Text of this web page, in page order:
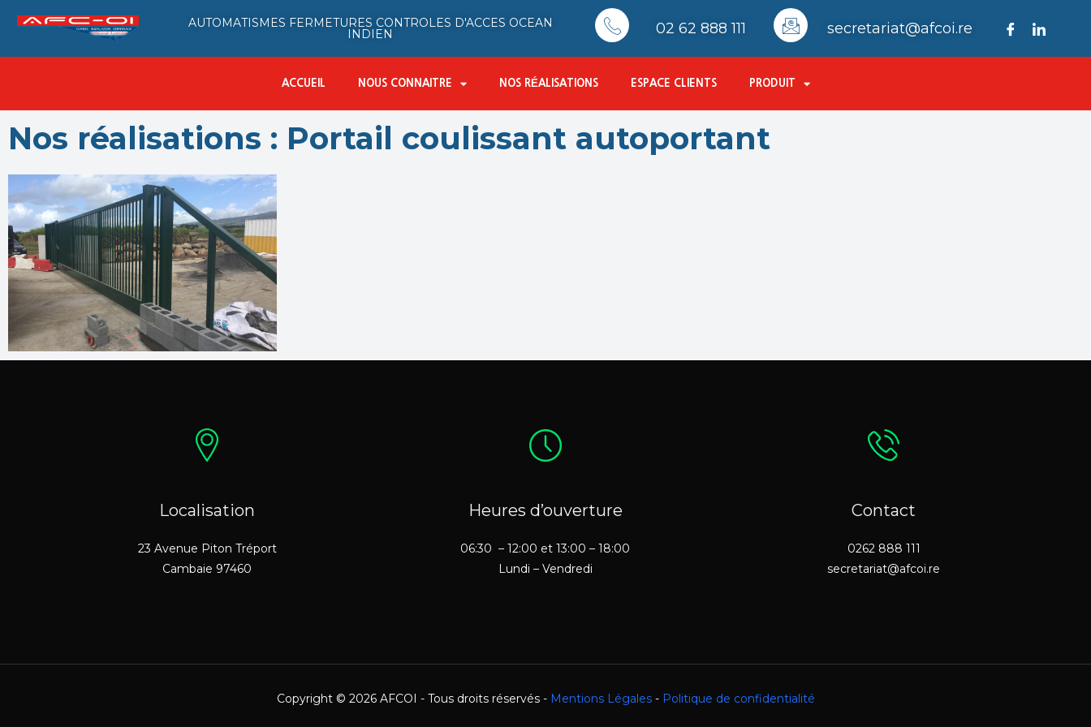
AUTOMATISMES FERMETURES CONTROLES D'ACCES OCEAN
INDIEN 02 62 888 111 secretariat@afcoi.re
ACCUEIL NOUS CONNAITRE NOS RÉALISATIONS ESPACE CLIENTS PRODUIT
Nos réalisations : Portail coulissant autoportant
Localisation
23 Avenue Piton Tréport
Cambaie 97460
Heures d’ouverture
06:30 – 12:00 et 13:00 – 18:00
Lundi – Vendredi
Contact
0262 888 111
secretariat@afcoi.re
Copyright © 2026 AFCOI - Tous droits réservés - Mentions Légales- Politique de confidentialité